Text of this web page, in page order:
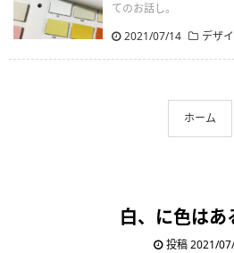
てのお話し。
2021/07/14
デザ
ホーム
白、に色はあ
投稿 2021/